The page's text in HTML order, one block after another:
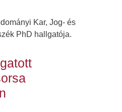
Kar, Jog- és
PhD hallgatója.